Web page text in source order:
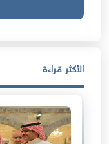
الأكثر قراءة